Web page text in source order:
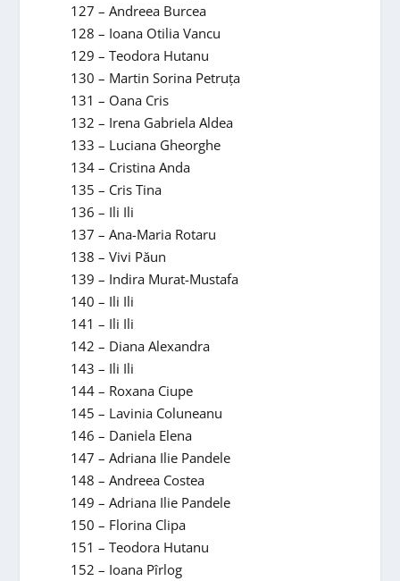
127 – Andreea Burcea
128 – Ioana Otilia Vancu
129 – Teodora Hutanu
130 – Martin Sorina Petruța
131 – Oana Cris
132 – Irena Gabriela Aldea
133 – Luciana Gheorghe
134 – Cristina Anda
135 – Cris Tina
136 – Ili Ili
137 – Ana-Maria Rotaru
138 – Vivi Păun
139 – Indira Murat-Mustafa
140 – Ili Ili
141 – Ili Ili
142 – Diana Alexandra
143 – Ili Ili
144 – Roxana Ciupe
145 – Lavinia Coluneanu
146 – Daniela Elena
147 – Adriana Ilie Pandele
148 – Andreea Costea
149 – Adriana Ilie Pandele
150 – Florina Clipa
151 – Teodora Hutanu
152 – Ioana Pîrlog